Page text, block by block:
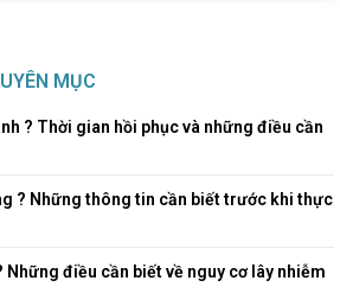
MỤC
? Thời gian hồi phục và những điều cần
? Những thông tin cần biết trước khi thực
điều cần biết về nguy cơ lây nhiễm